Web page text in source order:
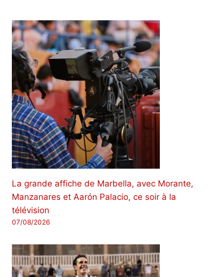
La grande affiche de Marbella, avec Morante,
Manzanares et Aarón Palacio, ce soir à la
télévision
07/08/2026